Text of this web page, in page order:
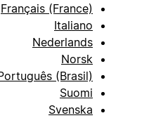
Français (France)
Italiano
Nederlands
Norsk
Português (Brasil)
Suomi
Svenska